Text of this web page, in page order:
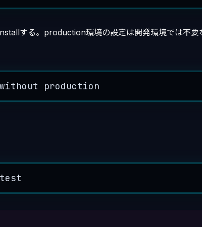
する。production環境の設定は開発環境では不要
without production
test